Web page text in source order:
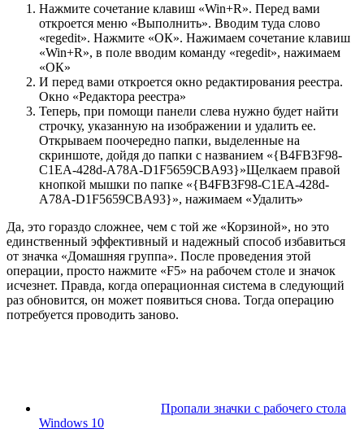
Нажмите сочетание клавиш «Win+R». Перед вами
откроется меню «Выполнить». Вводим туда слово
«regedit». Нажмите «ОК». Нажимаем сочетание клавиш
«Win+R», в поле вводим команду «regedit», нажимаем
«ОК»
И перед вами откроется окно редактирования реестра.
Окно «Редактора реестра»
Теперь, при помощи панели слева нужно будет найти
строчку, указанную на изображении и удалить ее.
Открываем поочередно папки, выделенные на
скриншоте, дойдя до папки с названием «{B4FB3F98-
C1EA-428d-A78A-D1F5659CBA93}»Щелкаем правой
кнопкой мышки по папке «{B4FB3F98-C1EA-428d-
A78A-D1F5659CBA93}», нажимаем «Удалить»
Да, это гораздо сложнее, чем с той же «Корзиной», но это
единственный эффективный и надежный способ избавиться
от значка «Домашняя группа». После проведения этой
операции, просто нажмите «F5» на рабочем столе и значок
исчезнет. Правда, когда операционная система в следующий
раз обновится, он может появиться снова. Тогда операцию
потребуется проводить заново.
Пропали значки с рабочего стола
Windows 10